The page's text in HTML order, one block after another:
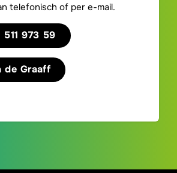
telefonisch of per e-mail.
511 973 59
de Graaff